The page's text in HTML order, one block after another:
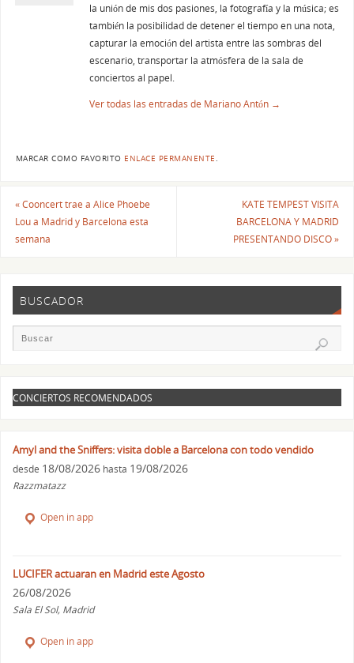
la unión de mis dos pasiones, la fotografía y la música; es
también la posibilidad de detener el tiempo en una nota,
capturar la emoción del artista entre las sombras del
escenario, transportar la atmósfera de la sala de
conciertos al papel.
Ver todas las entradas de Mariano Antón →
MARCAR COMO FAVORITO ENLACE PERMANENTE.
«Cooncert trae a Alice Phoebe
Lou a Madrid y Barcelona esta
semana
KATE TEMPEST VISITA
BARCELONA Y MADRID
PRESENTANDO DISCO»
BUSCADOR
CONCIERTOS RECOMENDADOS
Amyl and the Sniffers: visita doble a Barcelona con todo vendido
desde 18/08/2026 hasta 19/08/2026
Razzmatazz
Open in app
LUCIFER actuaran en Madrid este Agosto
26/08/2026
Sala El Sol, Madrid
Open in app